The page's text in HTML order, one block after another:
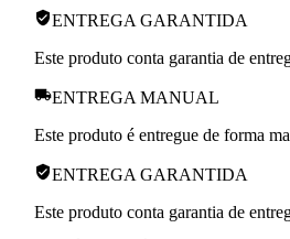
ENTREGA GARANTIDA
Este produto conta garantia de
ENTREGA MANUAL
Este produto é entregue de forma
ENTREGA GARANTIDA
Este produto conta garantia de